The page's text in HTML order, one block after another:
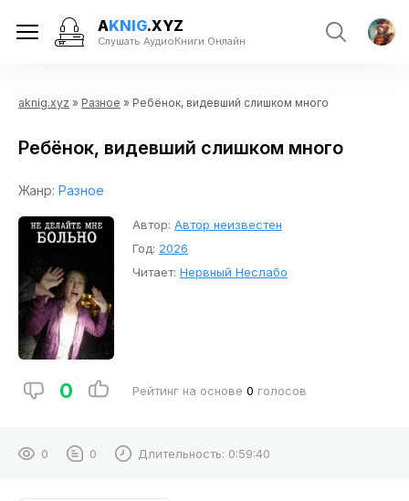
AKNIG.XYZ
Слушать АудиоКниги Онлайн
aknig.xyz » Разное » Ребёнок, видевший слишком много
Ребёнок, видевший слишком много
Жанр: Разное
Автор: Автор неизвестен
Год: 2026
Читает: Нервный Неслабо
0 Рейтинг на основе 0 голосов
0 0 Длительность: 0:59:40